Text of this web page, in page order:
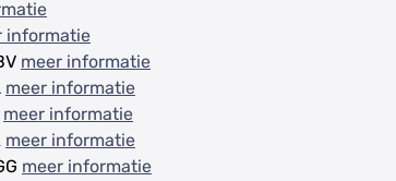
informatie
meer informatie
meer informatie
meer informatie
meer informatie
meer informatie